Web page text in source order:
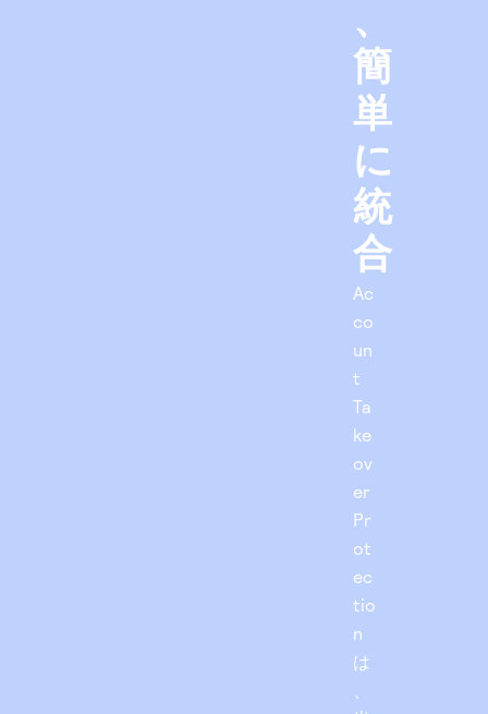
、
簡
単
に
統
合
Ac
co
un
t
Ta
ke
ov
er
Pr
ot
ec
tio
n
は